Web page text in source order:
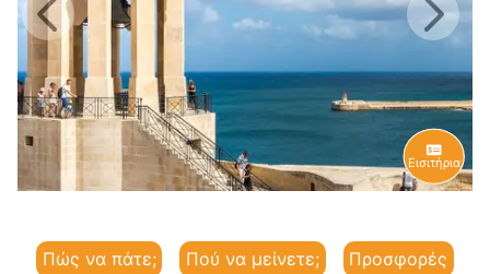
Εισιτήρια
Πώς να πάτε; Πού να μείνετε; Προσφορές